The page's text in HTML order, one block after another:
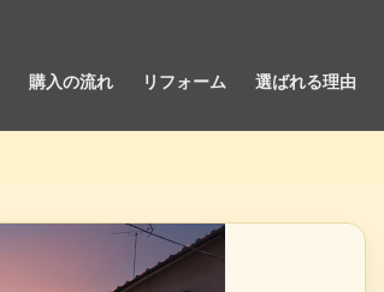
購入の流れ リフォーム 選ばれる理由